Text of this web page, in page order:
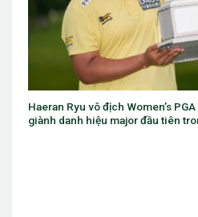
Eugenio Chacarra
The Open